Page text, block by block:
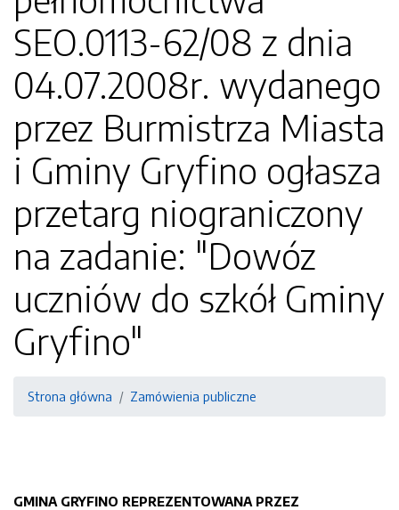
SEO.0113-62/08 z dnia
04.07.2008r. wydanego
przez Burmistrza Miasta
i Gminy Gryfino ogłasza
przetarg niograniczony
na zadanie: "Dowóz
uczniów do szkół Gminy
Gryfino"
Strona główna Zamówienia publiczne
GMINA GRYFINO REPREZENTOWANA PRZEZ